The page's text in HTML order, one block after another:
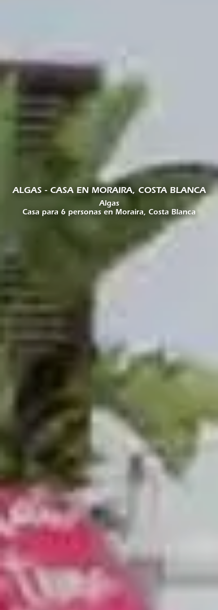
ALGAS - CASA EN MORAIRA, COSTA BLANCA
Algas
Casa para 6 personas en Moraira, Costa Blanca